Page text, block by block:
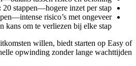
20 stappen—hogere inzet per stap.
risico’s met ongeveer
kans om te verliezen bij elke stap.
willen, biedt starten op Easy of
opwinding zonder lange wachttijden.